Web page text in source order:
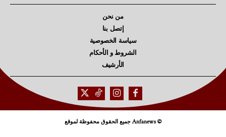
من نحن
إتصل بنا
سياسة الخصوصية
الشروط و الأحكام
الأرشيف
© Anfanews جميع الحقوق محفوظة لموقع